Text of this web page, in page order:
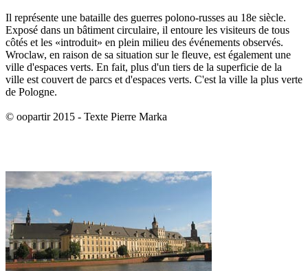
Il représente une bataille des guerres polono-russes au 18e siècle.
Exposé dans un bâtiment circulaire, il entoure les visiteurs de tous
côtés et les «introduit» en plein milieu des événements observés.
Wroclaw, en raison de sa situation sur le fleuve, est également une
ville d'espaces verts. En fait, plus d'un tiers de la superficie de la
ville est couvert de parcs et d'espaces verts. C'est la ville la plus verte
de Pologne.
© oopartir 2015 - Texte Pierre Marka